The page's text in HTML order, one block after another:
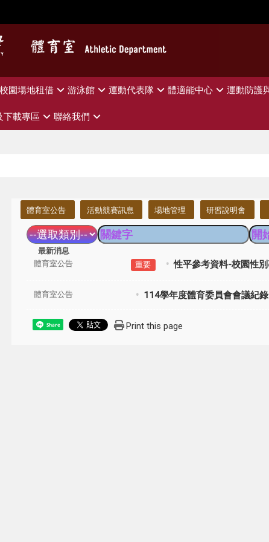
校園場地租借 游泳館 運動代表隊 體適能中心 運動防護
下載專區 聯絡我們
體育室公告 活動競賽訊息 場地管理 研習說明會
最新消息
體育室公告 重要 性平參考資料-校園性
體育室公告 114學年度體育委員會會議紀錄
Share Print this page